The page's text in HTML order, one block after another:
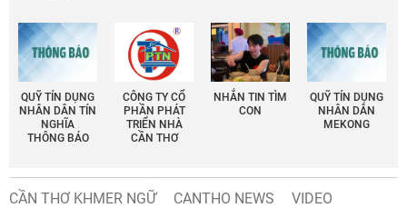
QUỸ TÍN DỤNG
NHÂN DÂN TÍN
NGHĨA
THÔNG BÁO
CÔNG TY CỔ
PHẦN PHÁT
TRIỂN NHÀ
CẦN THƠ
NHẮN TIN TÌM
CON
QUỸ TÍN DỤNG
NHÂN DÂN
MEKONG
CẦN THƠ KHMER NGỮ CANTHO NEWS
VIDEO